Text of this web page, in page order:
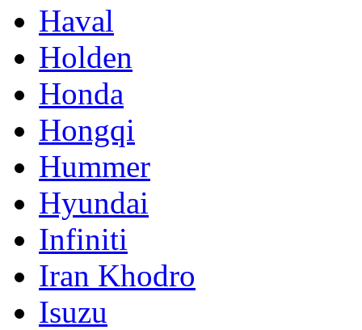
Haval
Holden
Honda
Hongqi
Hummer
Hyundai
Infiniti
Iran Khodro
Isuzu